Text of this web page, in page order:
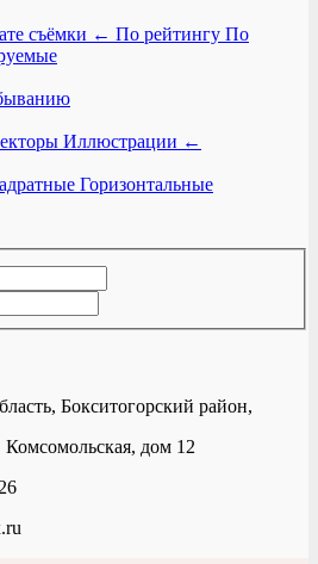
съёмки ← По рейтингу По
Иллюстрации ←
Горизонтальные
Бокситогорский район,
дом 12